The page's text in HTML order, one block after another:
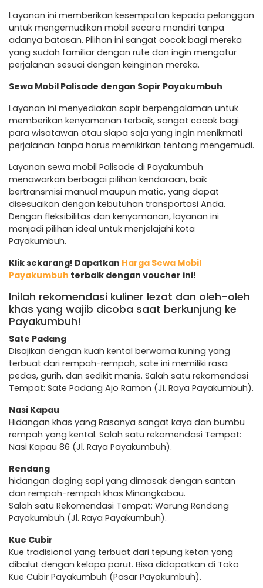
Layanan ini memberikan kesempatan kepada pelanggan
untuk mengemudikan mobil secara mandiri tanpa
adanya batasan. Pilihan ini sangat cocok bagi mereka
yang sudah familiar dengan rute dan ingin mengatur
perjalanan sesuai dengan keinginan mereka.
Sewa Mobil Palisade dengan Sopir Payakumbuh
Layanan ini menyediakan sopir berpengalaman untuk
memberikan kenyamanan terbaik, sangat cocok bagi
para wisatawan atau siapa saja yang ingin menikmati
perjalanan tanpa harus memikirkan tentang mengemudi.
Layanan sewa mobil Palisade di Payakumbuh
menawarkan berbagai pilihan kendaraan, baik
bertransmisi manual maupun matic, yang dapat
disesuaikan dengan kebutuhan transportasi Anda.
Dengan fleksibilitas dan kenyamanan, layanan ini
menjadi pilihan ideal untuk menjelajahi kota
Payakumbuh.
Klik sekarang! Dapatkan Harga Sewa Mobil
Payakumbuh terbaik dengan voucher ini!
Inilah rekomendasi kuliner lezat dan oleh-oleh
khas yang wajib dicoba saat berkunjung ke
Payakumbuh!
Sate Padang
Disajikan dengan kuah kental berwarna kuning yang
terbuat dari rempah-rempah, sate ini memiliki rasa
pedas, gurih, dan sedikit manis. Salah satu rekomendasi
Tempat: Sate Padang Ajo Ramon (Jl. Raya Payakumbuh).
Nasi Kapau
Hidangan khas yang Rasanya sangat kaya dan bumbu
rempah yang kental. Salah satu rekomendasi Tempat:
Nasi Kapau 86 (Jl. Raya Payakumbuh).
Rendang
hidangan daging sapi yang dimasak dengan santan
dan rempah-rempah khas Minangkabau.
Salah satu Rekomendasi Tempat: Warung Rendang
Payakumbuh (Jl. Raya Payakumbuh).
Kue Cubir
Kue tradisional yang terbuat dari tepung ketan yang
dibalut dengan kelapa parut. Bisa didapatkan di Toko
Kue Cubir Payakumbuh (Pasar Payakumbuh).